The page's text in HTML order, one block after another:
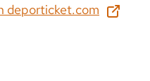
deporticket.com